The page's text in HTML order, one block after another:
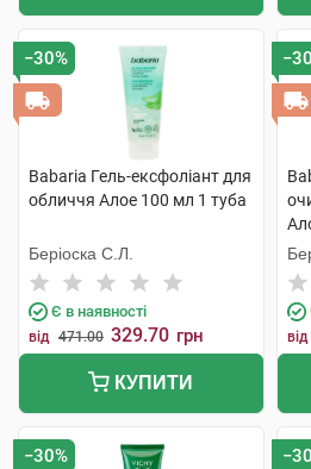
−30%
Babaria Гель-ексфоліант для
обличчя Алое 100 мл 1 туба
Беріоска С.Л.
Є в наявності
від 471.00 329.70 грн
КУПИТИ
мл
від
−30%